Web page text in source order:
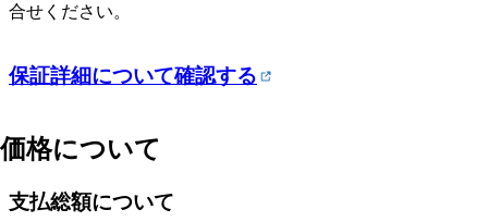
合せください。
保証詳細について確認する
価格について
支払総額について